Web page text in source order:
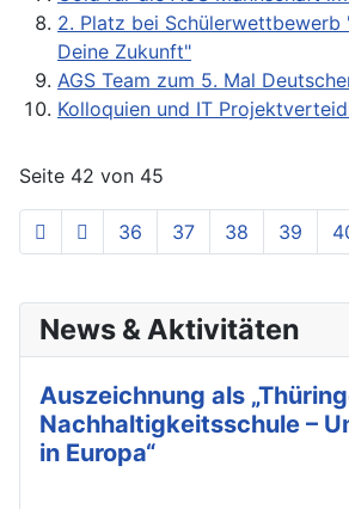
2. Platz bei Schülerwettbewerb
Deine Zukunft"
AGS Team zum 5. Mal
Kolloquien und IT
Seite 42 von 45
36 37 38 39
News & Aktivitäten
Auszeichnung als
Nachhaltigkeitsschule –
in Europa“